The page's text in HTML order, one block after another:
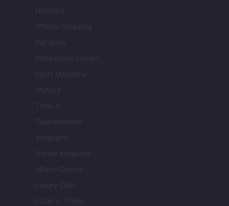
Notizie.it
Offerte Shopping
Pet Story
Professione Lavoro
Sport Magazine
Style24
Think.it
Tuobenessere
Viaggiamo
Nonne Magazine
Milano Cortina
Luxury Club
Il Calcio Online